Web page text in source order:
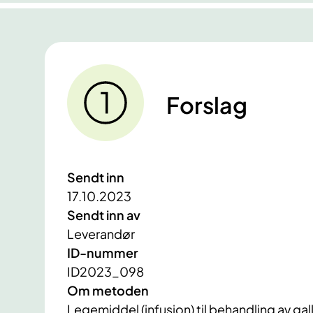
Forslag
Sendt inn
17.10.2023
Sendt inn av
Leverandør
ID-nummer
ID2023_098
Om metoden
Legemiddel (infusjon) til behandling av